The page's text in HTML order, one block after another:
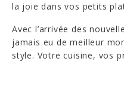
la joie dans vos petits
Avec l’arrivée des
jamais eu de meilleur
style. Votre cuisine, vos